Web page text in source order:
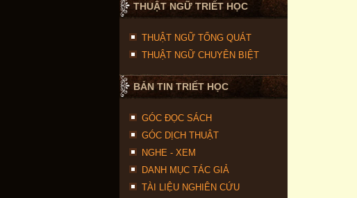
THUẬT NGỮ TRIẾT HỌC
THUẬT NGỮ TỔNG QUÁT
THUẬT NGỮ CHUYÊN BIỆT
BẢN TIN TRIẾT HỌC
GÓC ĐỌC SÁCH
GÓC DỊCH THUẬT
NGHE - XEM
DANH MỤC TÁC GIẢ
TÀI LIỆU NGHIÊN CỨU